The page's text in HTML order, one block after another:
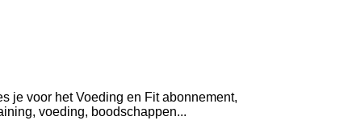
je voor het Voeding en Fit abonnement,
voeding, boodschappen...